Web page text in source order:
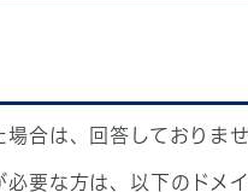
合は、回答しておりませ
要な方は、以下のドメ